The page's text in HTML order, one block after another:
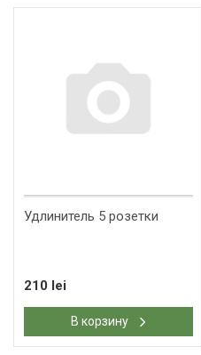
Удлинитель 5 розетки
210 lei
В корзину